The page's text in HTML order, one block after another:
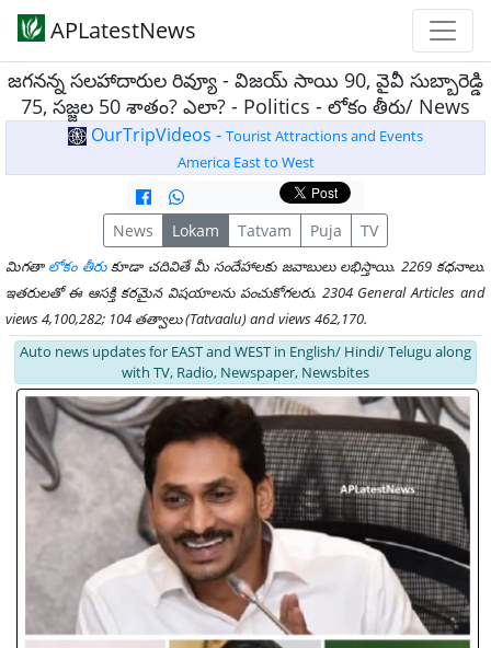
APLatestNews
జగనన్న సలహాదారుల రివ్యూ - విజయ్ సాయి 90, వైవీ సుబ్బారెడ్డి
75, సజ్జల 50 శాతం? ఎలా? - Politics - లోకం తీరు/ News
OurTripVideos - Tourist Attractions and Events
America East to West
News Lokam Tatvam Puja TV
మిగతా లోకం తీరుకూడా చదివితే మీ సందేహాలకు జవాబులు లభిస్తాయి. 2269 కధనాలు.
ఇతరులతో ఈ ఆసక్తి కరమైన విషయాలను పంచుకోగలరు. 2304 General Articles and
views 4,100,282; 104 తత్వాలు (Tatvaalu) and views 462,170.
Auto news updates for EAST and WEST in English/ Hindi/ Telugu along
with TV, Radio, Newspaper, Newsbites